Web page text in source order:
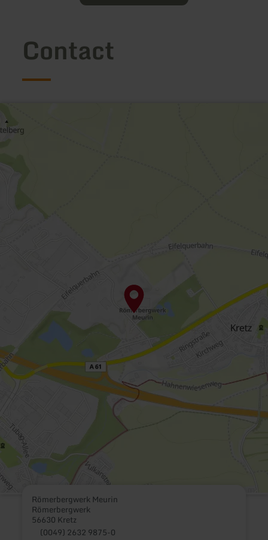
Contact
Römerbergwerk Meurin
Römerbergwerk
56630 Kretz
(0049) 2632 9875-0